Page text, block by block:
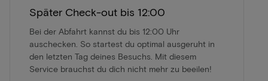
Später Check-out bis 12:00
Bei der Abfahrt kannst du bis 12:00 Uhr
auschecken. So startest du optimal ausgeruht in
den letzten Tag deines Besuchs. Mit diesem
Service brauchst du dich nicht mehr zu beeilen!